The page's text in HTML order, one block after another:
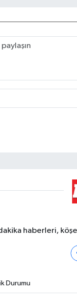
haberleri,
Durumu